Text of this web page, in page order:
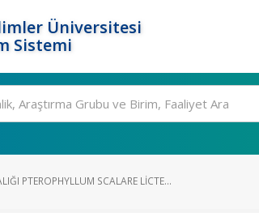
Üniversitesi
Sistemi
PTEROPHYLLUM SCALARE LICTE...